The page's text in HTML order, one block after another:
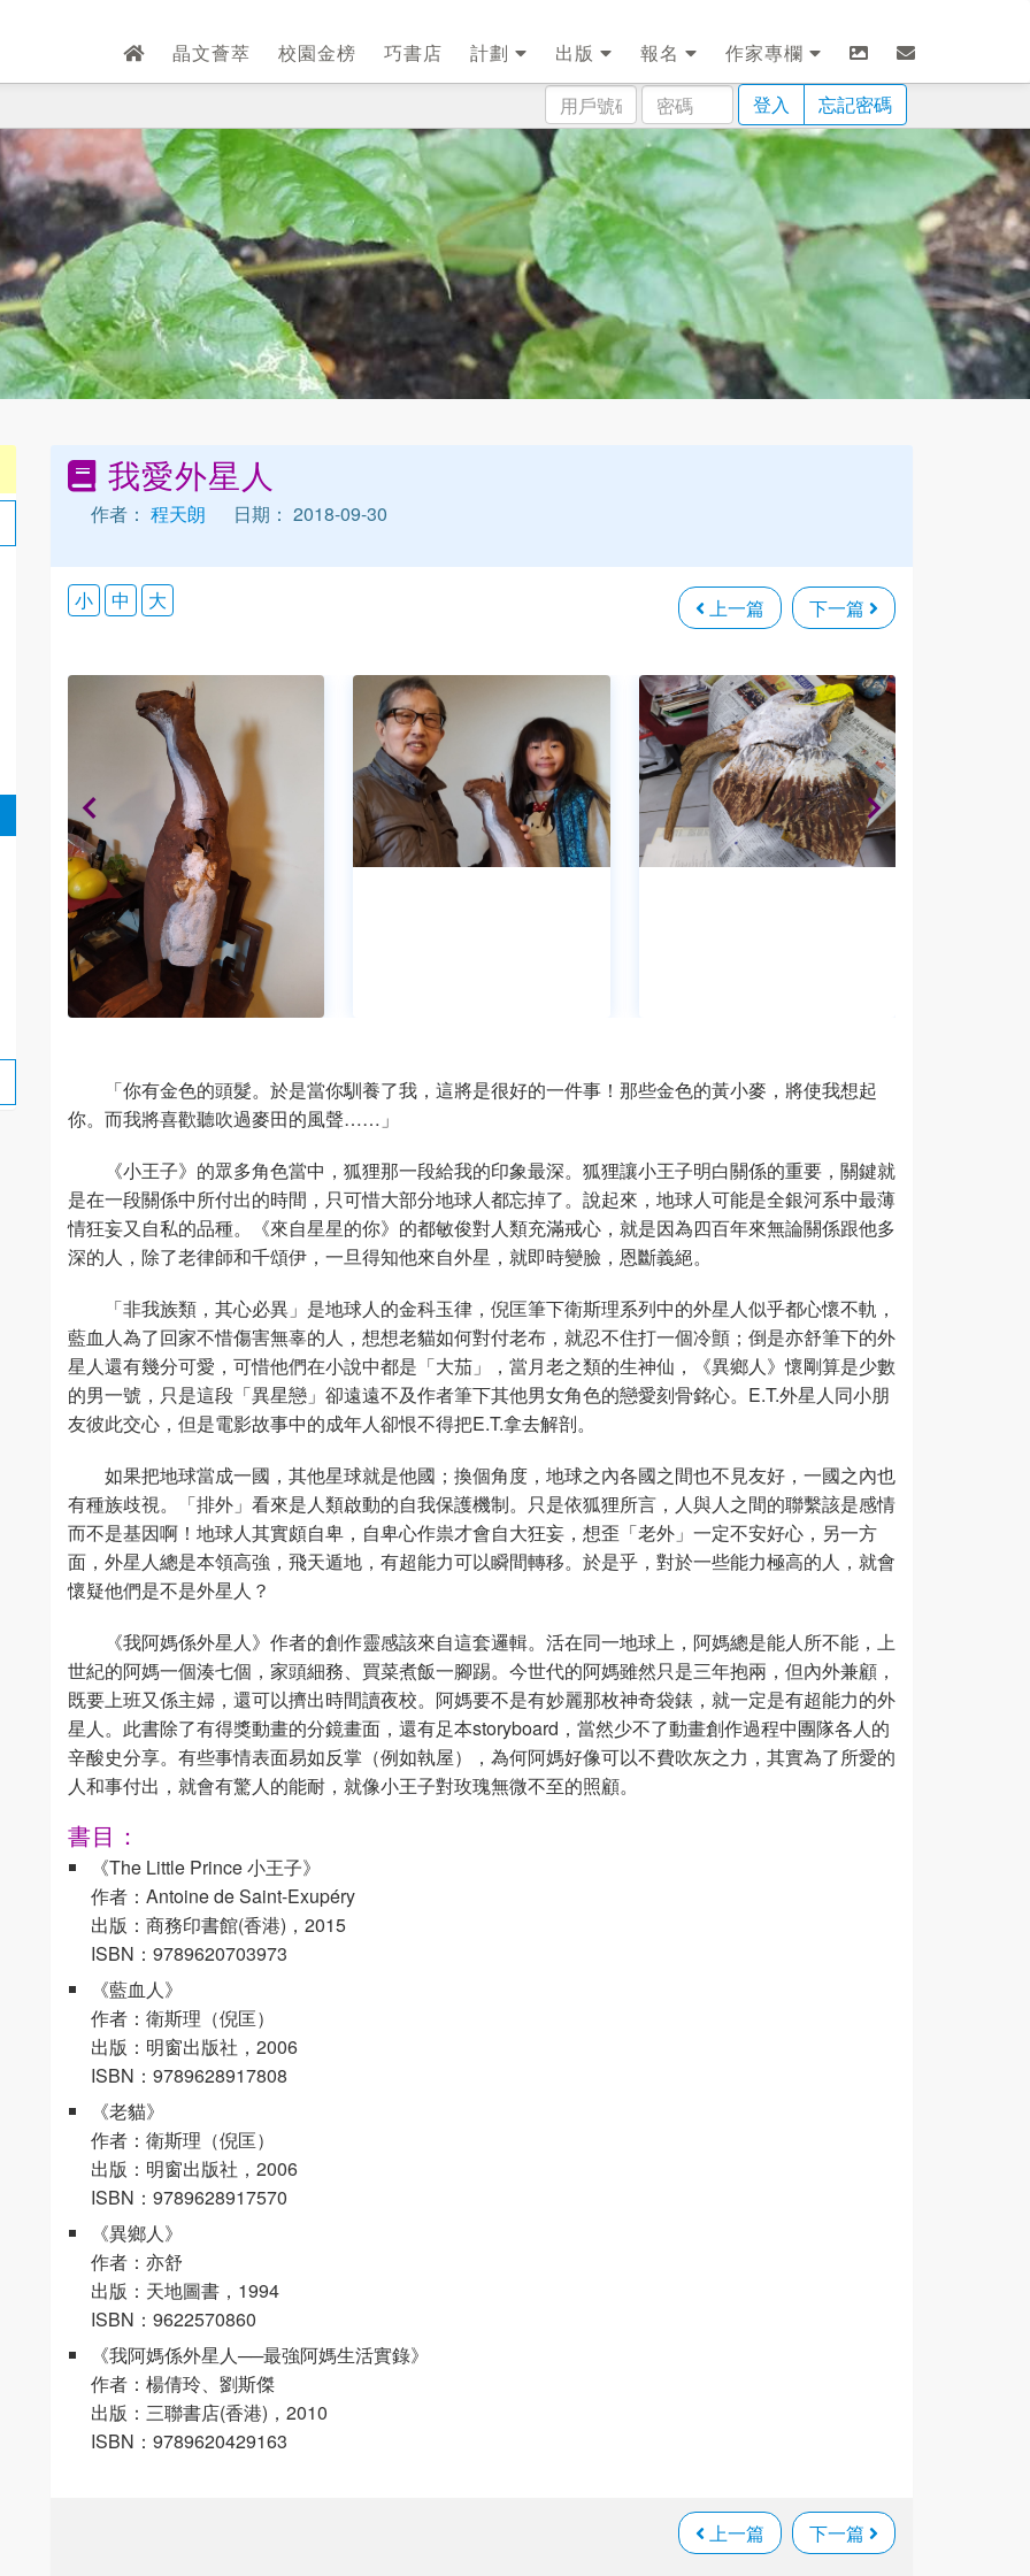
晶文薈萃 校園金榜 巧書店 計劃 出版 報名
作家專欄
用
戶
號
碼
密
碼
登入 忘記密碼
我愛外星人
作者： 程天朗 日期： 2018-09-30
上一篇 下一篇
小 中 大
「你有金色的頭髮。於是當你馴養了我，這將是很好的一件事！那些金色的黃小麥，將使我想起
你。而我將喜歡聽吹過麥田的風聲……」
《小王子》的眾多角色當中，狐狸那一段給我的印象最深。狐狸讓小王子明白關係的重要，關鍵就
是在一段關係中所付出的時間，只可惜大部分地球人都忘掉了。說起來，地球人可能是全銀河系中最薄
情狂妄又自私的品種。《來自星星的你》的都敏俊對人類充滿戒心，就是因為四百年來無論關係跟他多
深的人，除了老律師和千頌伊，一旦得知他來自外星，就即時變臉，恩斷義絕。
「非我族類，其心必異」是地球人的金科玉律，倪匡筆下衛斯理系列中的外星人似乎都心懷不軌，
藍血人為了回家不惜傷害無辜的人，想想老貓如何對付老布，就忍不住打一個冷顫；倒是亦舒筆下的外
星人還有幾分可愛，可惜他們在小說中都是「大茄」，當月老之類的生神仙，《異鄉人》懷剛算是少數
的男一號，只是這段「異星戀」卻遠遠不及作者筆下其他男女角色的戀愛刻骨銘心。E.T.外星人同小朋
友彼此交心，但是電影故事中的成年人卻恨不得把E.T.拿去解剖。
如果把地球當成一國，其他星球就是他國；換個角度，地球之內各國之間也不見友好，一國之內也
有種族歧視。「排外」看來是人類啟動的自我保護機制。只是依狐狸所言，人與人之間的聯繫該是感情
而不是基因啊！地球人其實頗自卑，自卑心作祟才會自大狂妄，想歪「老外」一定不安好心，另一方
面，外星人總是本領高強，飛天遁地，有超能力可以瞬間轉移。於是乎，對於一些能力極高的人，就會
懷疑他們是不是外星人？
《我阿媽係外星人》作者的創作靈感該來自這套邏輯。活在同一地球上，阿媽總是能人所不能，上
世紀的阿媽一個湊七個，家頭細務、買菜煮飯一腳踢。今世代的阿媽雖然只是三年抱兩，但內外兼顧，
既要上班又係主婦，還可以擠出時間讀夜校。阿媽要不是有妙麗那枚神奇袋錶，就一定是有超能力的外
星人。此書除了有得獎動畫的分鏡畫面，還有足本storyboard，當然少不了動畫創作過程中團隊各人的
辛酸史分享。有些事情表面易如反掌（例如執屋），為何阿媽好像可以不費吹灰之力，其實為了所愛的
人和事付出，就會有驚人的能耐，就像小王子對玫瑰無微不至的照顧。
書目：
《The Little Prince 小王子》
作者：Antoine de Saint-Exupéry
出版：商務印書館(香港)，2015
ISBN：9789620703973
《藍血人》
作者：衛斯理（倪匡）
出版：明窗出版社，2006
ISBN：9789628917808
《老貓》
作者：衛斯理（倪匡）
出版：明窗出版社，2006
ISBN：9789628917570
《異鄉人》
作者：亦舒
出版：天地圖書，1994
ISBN：9622570860
《我阿媽係外星人──最強阿媽生活實錄》
作者：楊倩玲、劉斯傑
出版：三聯書店(香港)，2010
ISBN：9789620429163
上一篇 下一篇